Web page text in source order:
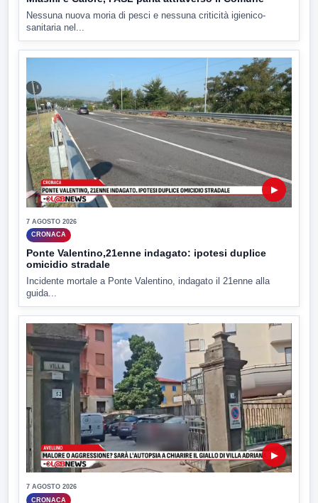
Nessuna nuova moria di pesci e nessuna criticità igienico-
sanitaria nel...
▶
7 AGOSTO 2026
CRONACA
Ponte Valentino,21enne indagato: ipotesi duplice
omicidio stradale
Incidente mortale a Ponte Valentino, indagato il 21enne alla
guida...
▶
7 AGOSTO 2026
CRONACA